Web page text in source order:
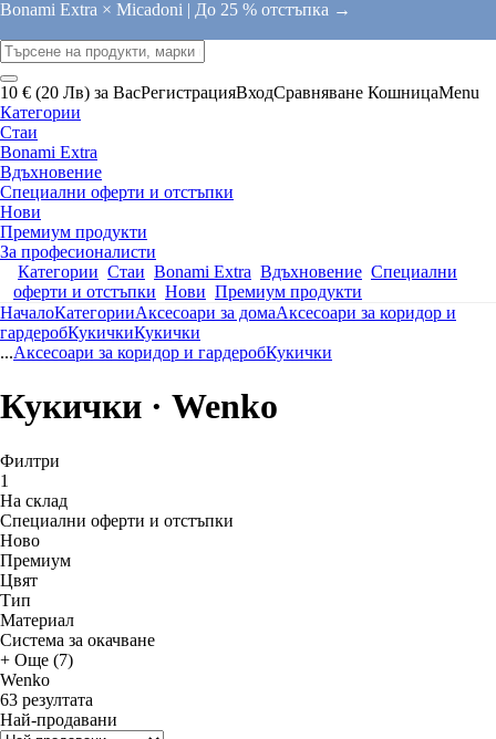
Bonami Extra × Micadoni | До 25 % отстъпка →
10 € (20 Лв) за ВасРегистрацияВходСравняване КошницаMenu
Категории
Стаи
Bonami Extra
Вдъхновение
Специални оферти и отстъпки
Нови
Премиум продукти
За професионалисти
Категории Стаи Bonami Extra Вдъхновение Специални
оферти и отстъпки Нови Премиум продукти
НачалоКатегорииАксесоари за домаАксесоари за коридор и
гардеробКукичкиКукички
...Аксесоари за коридор и гардеробКукички
Кукички · Wenko
Филтри
1
На склад
Специални оферти и отстъпки
Новo
Премиум
Цвят
Тип
Материал
Система за окачване
+ Още (7)
Wenko
63 резултата
Най-продавани